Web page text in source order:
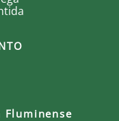
Fluminense